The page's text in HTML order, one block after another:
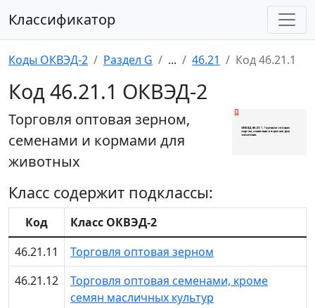
Классификатор
Коды ОКВЭД-2 Раздел G ... 46.21 Код 46.21.1
Код 46.21.1 ОКВЭД-2
Торговля оптовая зерном,
семенами и кормами для
животных
Класс содержит подклассы:
Код
Класс ОКВЭД-2
46.21.11
Торговля оптовая зерном
46.21.12
Торговля оптовая семенами, кроме
семян масличных культур